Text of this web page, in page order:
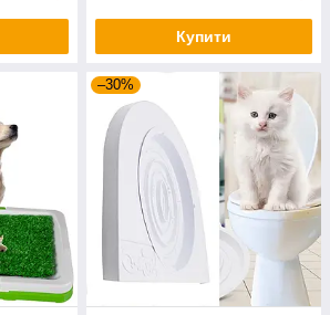
Купити
–30%